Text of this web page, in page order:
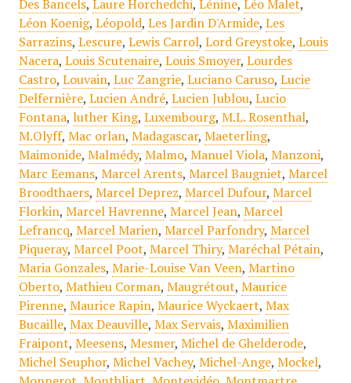
Des Bancels, Laure Horchedchi, Lénine, Léo Malet,
Léon Koenig, Léopold, Les Jardin D'Armide, Les
Sarrazins, Lescure, Lewis Carrol, Lord Greystoke, Louis
Nacera, Louis Scutenaire, Louis Smoyer, Lourdes
Castro, Louvain, Luc Zangrie, Luciano Caruso, Lucie
Delfernière, Lucien André, Lucien Jublou, Lucio
Fontana, luther King, Luxembourg, M.L. Rosenthal,
M.Olyff, Mac orlan, Madagascar, Maeterling,
Maimonide, Malmédy, Malmo, Manuel Viola, Manzoni,
Marc Eemans, Marcel Arents, Marcel Baugniet, Marcel
Broodthaers, Marcel Deprez, Marcel Dufour, Marcel
Florkin, Marcel Havrenne, Marcel Jean, Marcel
Lefrancq, Marcel Marien, Marcel Parfondry, Marcel
Piqueray, Marcel Poot, Marcel Thiry, Maréchal Pétain,
Maria Gonzales, Marie-Louise Van Veen, Martino
Oberto, Mathieu Corman, Maugrétout, Maurice
Pirenne, Maurice Rapin, Maurice Wyckaert, Max
Bucaille, Max Deauville, Max Servais, Maximilien
Fraipont, Meesens, Mesmer, Michel de Ghelderode,
Michel Seuphor, Michel Vachey, Michel-Ange, Mockel,